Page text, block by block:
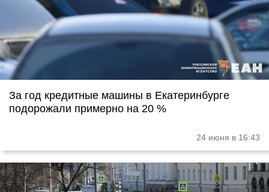
За год кредитные машины в Екатеринбурге
подорожали примерно на 20 %
24 июня в 16:43